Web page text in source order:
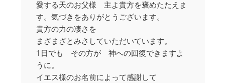
愛する天のお父様 主よ貴方を褒めたたえま
す。気づきをありがとうございます。
貴方の力の凄さを
まざまざとみさしていただいています。
1日でも その方が 神への回復できますよ
うに。
イエス様のお名前によって感謝して